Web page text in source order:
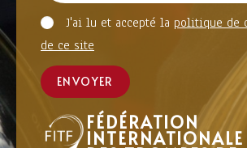
J'ai lu et accepté la politique de
de ce site
ENVOYER
FÉDÉRATION
INTERNATIONALE